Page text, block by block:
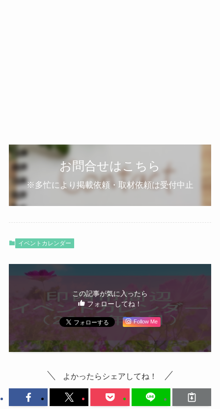
お問合せはこちら
※多忙により掲載依頼・取材依頼は受付中止
イベントカレンダー
この記事が気に入ったら
フォローしてね！
Follow Me
よかったらシェアしてね！